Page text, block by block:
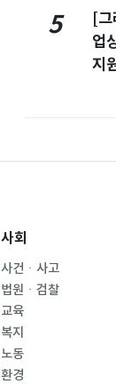
5
[
업
지
사회
사건ㆍ사고
법원ㆍ검찰
교육
복지
노동
환경